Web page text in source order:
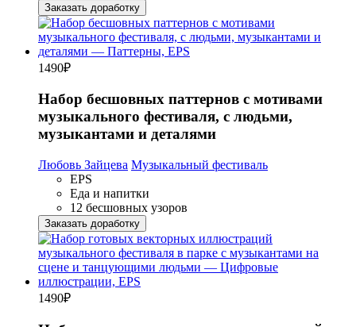
Заказать доработку
1490₽
Набор бесшовных паттернов с мотивами
музыкального фестиваля, с людьми,
музыкантами и деталями
Любовь Зайцева Музыкальный фестиваль
EPS
Еда и напитки
12 бесшовных узоров
Заказать доработку
1490₽